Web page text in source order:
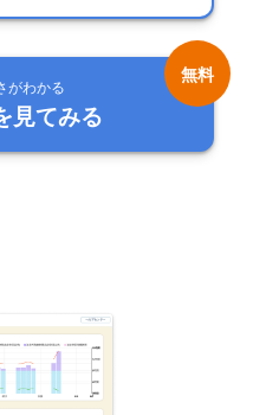
がわかる
見てみる